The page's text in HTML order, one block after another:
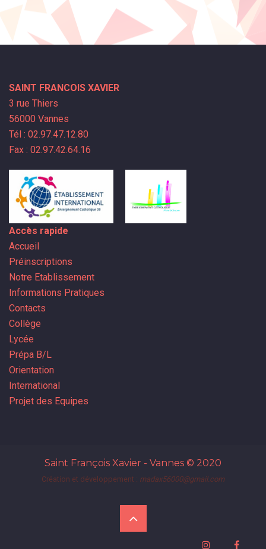
SAINT FRANCOIS XAVIER
3 rue Thiers
56000 Vannes
Tél : 02.97.47.12.80
Fax : 02.97.42.64.16
Accès rapide
Accueil
Préinscriptions
Notre Etablissement
Informations Pratiques
Contacts
Collège
Lycée
Prépa B/L
Orientation
International
Projet des Equipes
Saint François Xavier - Vannes © 2020
Création et développement : madax56000@gmail.com